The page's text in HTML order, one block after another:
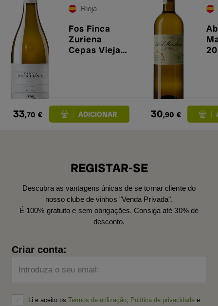
Rioja
Fos Finca
Zuriena
Cepas Viejas
33,70 € 30,90 €
REGISTAR-SE
Descubra as vantagens únicas de se tornar cliente do
nosso clube de vinhos "Venda Privada".
É 100% gratuito e sem obrigações. Consiga até 30% de
desconto.
Criar conta:
Introduza o seu email:
Li e aceito os Termos de utilização Política de privacidade e